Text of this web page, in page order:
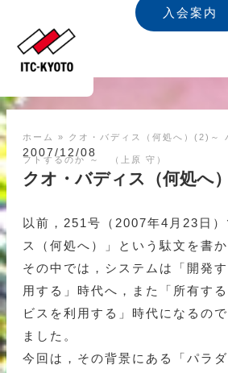
入会案内
ホーム » クオ・バディス（何処へ）(2)～
フトするのか ～ （上原 守）
2007/12/08
クオ・バディス（何処へ
以前，251号（2007年4月23日）
ス（何処へ）」という駄文を書
その中では，システムは「開発
用する」時代へ，また「所有す
ビスを利用する」時代になるの
ました。
今回は，その背景にある「パラ